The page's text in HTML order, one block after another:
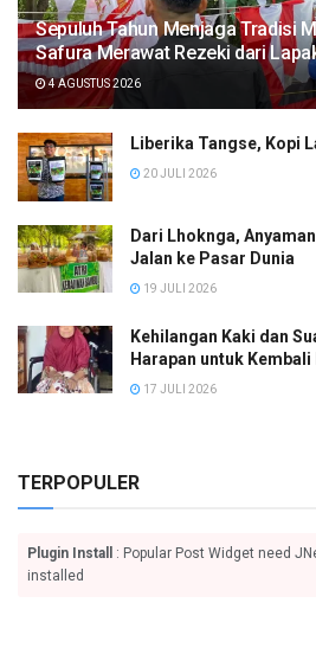
Sepuluh Tahun Menjaga Tradisi
Safura Merawat Rezeki dari
4 AGUSTUS 2026
Liberika Tangse, Kopi
20 JULI 2026
Dari Lhoknga,
Jalan ke Pasar Dunia
19 JULI 2026
Kehilangan Kaki dan
Harapan untuk
17 JULI 2026
TERPOPULER
Plugin Install
: Popular Post Widget need
installed